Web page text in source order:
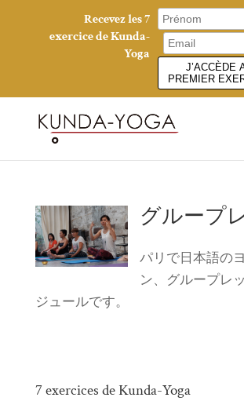
グループ
パリで日本語の
ン、グループレ
ジュールです。
7 exercices de Kunda-Yoga
Recevez les 7
exercice de Kunda-
Yoga
J’ACCÈDE
PREMIER